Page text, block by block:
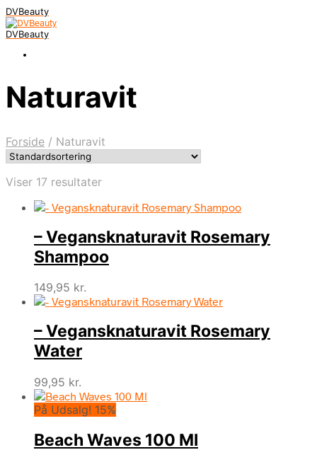
DVBeauty
DVBeauty
Naturavit
Forside / Naturavit
Viser 17 resultater
– Vegansknaturavit Rosemary
Shampoo
149,95 kr.
– Vegansknaturavit Rosemary
Water
99,95 kr.
På Udsalg! 15%
Beach Waves 100 Ml